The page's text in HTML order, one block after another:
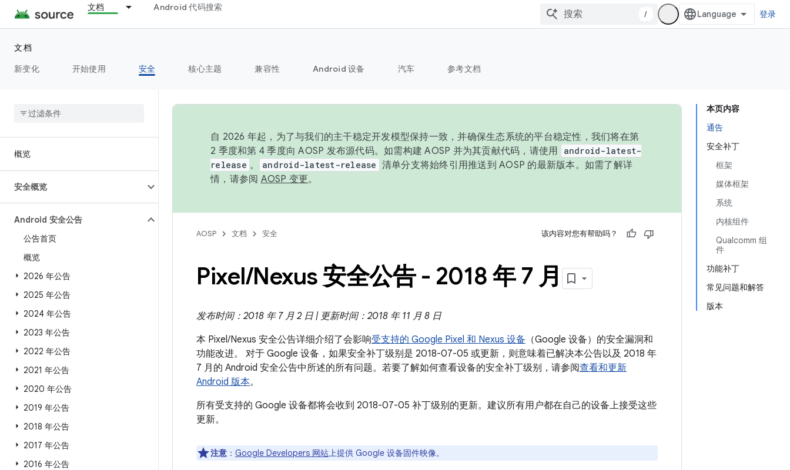
文档 Android 代码搜索
/ 登录
文档
新变化
开始使用 安全 核心主题 兼容性 Android 设备 汽车 参考文档
概览
安全概览
Android 安全公告
公告首页
概览
2026 年公告
2025 年公告
2024 年公告
2023 年公告
2022 年公告
2021 年公告
2020 年公告
2019 年公告
2018 年公告
2017 年公告
2016 年公告
本页内容
通告
安全补丁
框架
媒体框架
系统
内核组件
Qualcomm 组
件
功能补丁
常见问题和解答
版本
自 2026 年起，为了与我们的主干稳定开发模型保持一致，并确保生态系统的平台稳定性，我们将在第
2 季度和第 4 季度向 AOSP 发布源代码。如需构建 AOSP 并为其贡献代码，请使用
android-latest-
release 。 android-latest-release 清单分支将始终引用推送到 AOSP 的最新版本。如需了解详
情，请参阅 AOSP 变更。
AOSP 文档 安全 该内容对您有帮助吗？
Pixel/Nexus 安全公告 - 2018 年 7 月
发布时间：2018 年 7 月 2 日 | 更新时间：2018 年 11 月 8 日
本 Pixel/Nexus 安全公告详细介绍了会影响受支持的 Google Pixel 和 Nexus 设备 （Google 设备）的安全漏洞和
功能改进。 对于 Google 设备，如果安全补丁级别是 2018-07-05 或更新，则意味着已解决本公告以及 2018 年
7 月的 Android 安全公告中所述的所有问题。若要了解如何查看设备的安全补丁级别，请参阅查看和更新
Android 版本。
所有受支持的 Google 设备都将会收到 2018-07-05 补丁级别的更新。建议所有用户都在自己的设备上接受这些
更新。
注意 ： Google Developers 网站上提供 Google 设备固件映像。